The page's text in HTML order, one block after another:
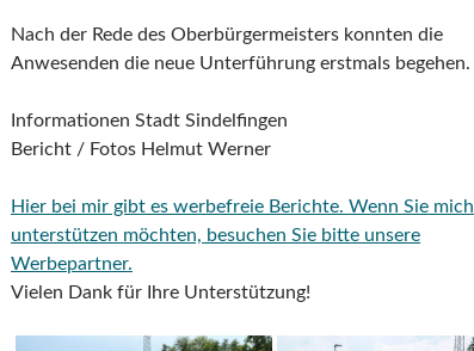
Nach der Rede des Oberbürgermeisters konnten die
Anwesenden die neue Unterführung erstmals begehen.
Informationen Stadt Sindelfingen
Bericht / Fotos Helmut Werner
Hier bei mir gibt es werbefreie Berichte. Wenn Sie mich
unterstützen möchten, besuchen Sie bitte unsere
Werbepartner.
Vielen Dank für Ihre Unterstützung!